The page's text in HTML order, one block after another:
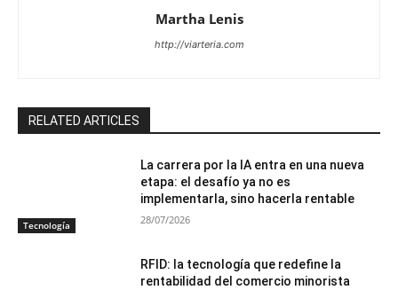
Martha Lenis
http://viarteria.com
RELATED ARTICLES
Tecnología
La carrera por la IA entra en una nueva
etapa: el desafío ya no es
implementarla, sino hacerla rentable
28/07/2026
RFID: la tecnología que redefine la
rentabilidad del comercio minorista